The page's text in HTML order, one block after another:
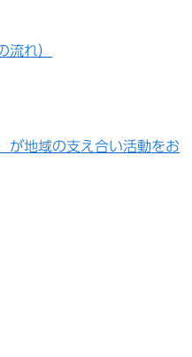
流れ）
が地域の支え合い活動をお